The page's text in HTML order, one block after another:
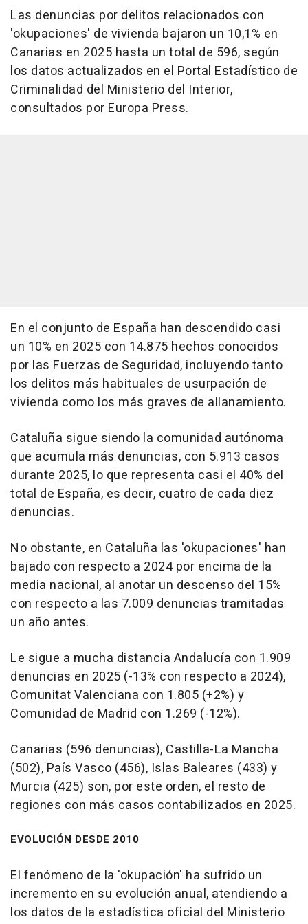
Las denuncias por delitos relacionados con
'okupaciones' de vivienda bajaron un 10,1% en
Canarias en 2025 hasta un total de 596, según
los datos actualizados en el Portal Estadístico de
Criminalidad del Ministerio del Interior,
consultados por Europa Press.
En el conjunto de España han descendido casi
un 10% en 2025 con 14.875 hechos conocidos
por las Fuerzas de Seguridad, incluyendo tanto
los delitos más habituales de usurpación de
vivienda como los más graves de allanamiento.
Cataluña sigue siendo la comunidad autónoma
que acumula más denuncias, con 5.913 casos
durante 2025, lo que representa casi el 40% del
total de España, es decir, cuatro de cada diez
denuncias.
No obstante, en Cataluña las 'okupaciones' han
bajado con respecto a 2024 por encima de la
media nacional, al anotar un descenso del 15%
con respecto a las 7.009 denuncias tramitadas
un año antes.
Le sigue a mucha distancia Andalucía con 1.909
denuncias en 2025 (-13% con respecto a 2024),
Comunitat Valenciana con 1.805 (+2%) y
Comunidad de Madrid con 1.269 (-12%).
Canarias (596 denuncias), Castilla-La Mancha
(502), País Vasco (456), Islas Baleares (433) y
Murcia (425) son, por este orden, el resto de
regiones con más casos contabilizados en 2025.
EVOLUCIÓN DESDE 2010
El fenómeno de la 'okupación' ha sufrido un
incremento en su evolución anual, atendiendo a
los datos de la estadística oficial del Ministerio